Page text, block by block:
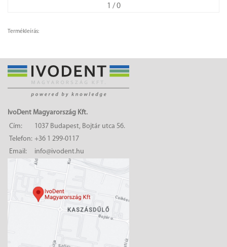
1 / 0
Termékleírás:
IvoDent Magyarország Kft.
Cím:
1037 Budapest, Bojtár utca 56.
Telefon: +36 1 299-0117
Email:
info@ivodent.hu